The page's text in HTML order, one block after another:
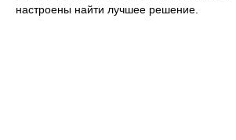
настроены найти лучшее решение.